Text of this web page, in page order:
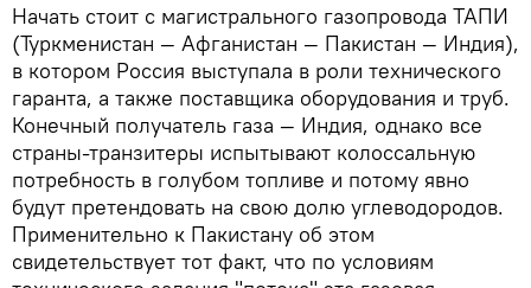
Начать стоит с магистрального газопровода ТАПИ
(Туркменистан — Афганистан — Пакистан — Индия),
в котором Россия выступала в роли технического
гаранта, а также поставщика оборудования и труб.
Конечный получатель газа — Индия, однако все
страны-транзитеры испытывают колоссальную
потребность в голубом топливе и потому явно
будут претендовать на свою долю углеводородов.
Применительно к Пакистану об этом
свидетельствует тот факт, что по условиям